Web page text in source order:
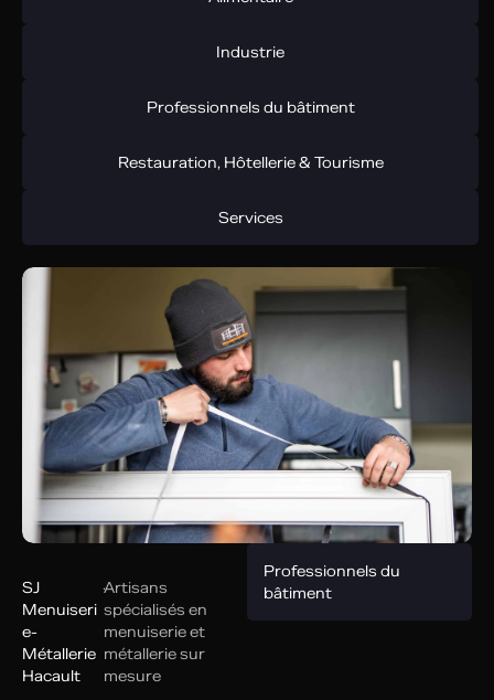
Industrie
Professionnels du bâtiment
Restauration, Hôtellerie & Tourisme
Services
SJ
Menuiseri
e-
Métallerie
Hacault
·Artisans
spécialisés en
menuiserie et
métallerie sur
mesure
Professionnels du
bâtiment